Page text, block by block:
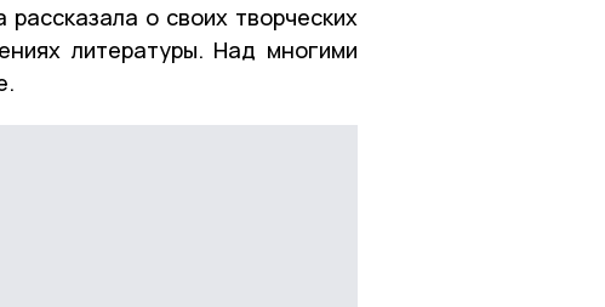
о своих творческих
литературы. Над многими